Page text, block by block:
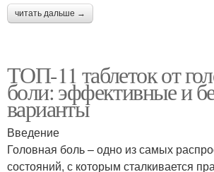
читать дальше →
ТОП-11 таблеток от
боли: эффективные и
варианты
Введение
Головная боль – одно из самых
состояний, с которым сталкивается